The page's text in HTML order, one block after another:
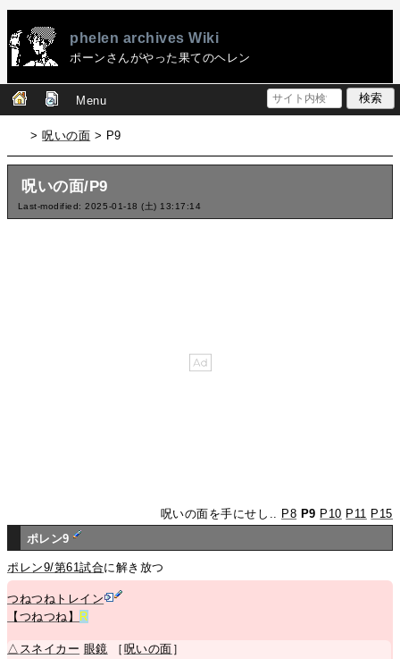
phelen archives Wiki
ポーンさんがやった果てのヘレン
Menu
>呪いの面 > P9
呪いの面/P9
Last-modified: 2025-01-18 (土) 13:17:14
呪いの面を手にせし.. P8 P9 P10 P11 P15
ポレン9
ポレン9/第61試合に解き放つ
つねつねトレイン
【つねつね】
R
△ スネイカー 眼鏡 ［ 呪いの面 ］